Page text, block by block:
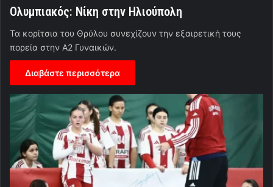
Ολυμπιακός: Νίκη στην Ηλιούπολη
Τα κορίτσια του Θρύλου συνεχίζουν την εξαιρετική τους
πορεία στην Α2 Γυναικών.
Διαβάστε περισσότερα